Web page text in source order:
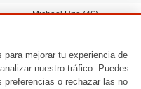
Michael Urie (46)
Jimmy Jean-Louis (58)
Ken Baumann (37)
mejorar tu experiencia de
nuestro tráfico. Puedes
o rechazar las no